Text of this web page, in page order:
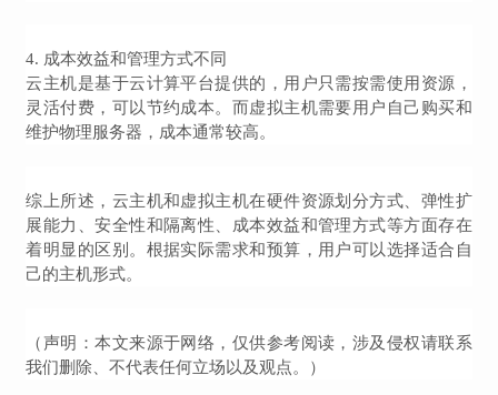
4. 成本效益和管理方式不同
云主机是基于云计算平台提供的，用户只需按需使用资源，
灵活付费，可以节约成本。而虚拟主机需要用户自己购买和
维护物理服务器，成本通常较高。
综上所述，云主机和虚拟主机在硬件资源划分方式、弹性扩
展能力、安全性和隔离性、成本效益和管理方式等方面存在
着明显的区别。根据实际需求和预算，用户可以选择适合自
己的主机形式。
（声明：本文来源于网络，仅供参考阅读，涉及侵权请联系
我们删除、不代表任何立场以及观点。）